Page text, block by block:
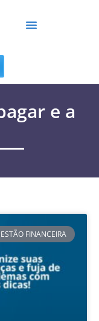
e a
FINANCEIRA